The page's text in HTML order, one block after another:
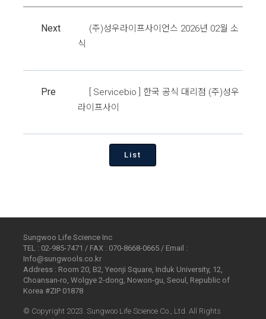
Next
(주)성우라이프사이언스 2026년 02월 소
식
Pre
[ Servicebio ] 한국 공식 대리점 (주)성우
라이프사이
List
Sungwoo Life Science Inc
TEL : 02-985-7471 / FAX : 070-8668-0665 / Email :
Info@sungwools.co.kr
Address : Room 20, B2, Yeonji Square, Induk University, 12,
Choansan-ro, Wolgye 2-dong, Nowon-gu, Seoul, Republic of
Korea #ZIP 01878
© Copyright 2023. Sungwoo Life Science Co., Ltd. All Rights